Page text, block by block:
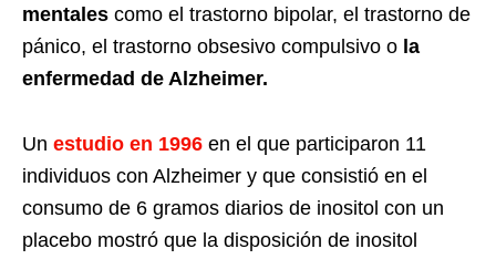
mentales como el trastorno bipolar, el trastorno de
pánico, el trastorno obsesivo compulsivo o la
enfermedad de Alzheimer.
Un estudio en 1996 en el que participaron 11
individuos con Alzheimer y que consistió en el
consumo de 6 gramos diarios de inositol con un
placebo mostró que la disposición de inositol